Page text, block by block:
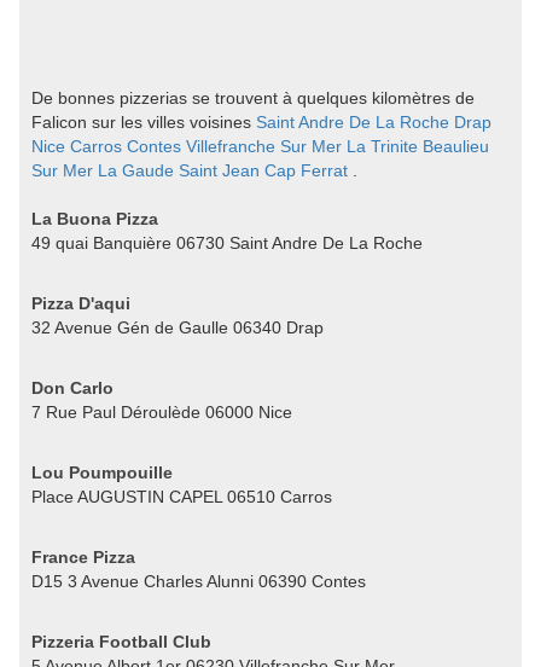
De bonnes pizzerias se trouvent à quelques kilomètres de
Falicon sur les villes voisines Saint Andre De La Roche Drap
Nice Carros Contes Villefranche Sur Mer La Trinite Beaulieu
Sur Mer La Gaude Saint Jean Cap Ferrat
La Buona Pizza
49 quai Banquière 06730 Saint Andre De La Roche
Pizza D'aqui
32 Avenue Gén de Gaulle 06340 Drap
Don Carlo
7 Rue Paul Déroulède 06000 Nice
Lou Poumpouille
Place AUGUSTIN CAPEL 06510 Carros
France Pizza
D15 3 Avenue Charles Alunni 06390 Contes
Pizzeria Football Club